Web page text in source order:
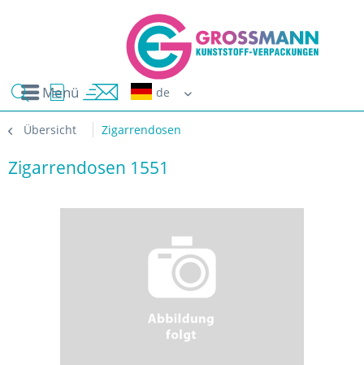
Menü
Übersicht Zigarrendosen
Zigarrendosen 1551